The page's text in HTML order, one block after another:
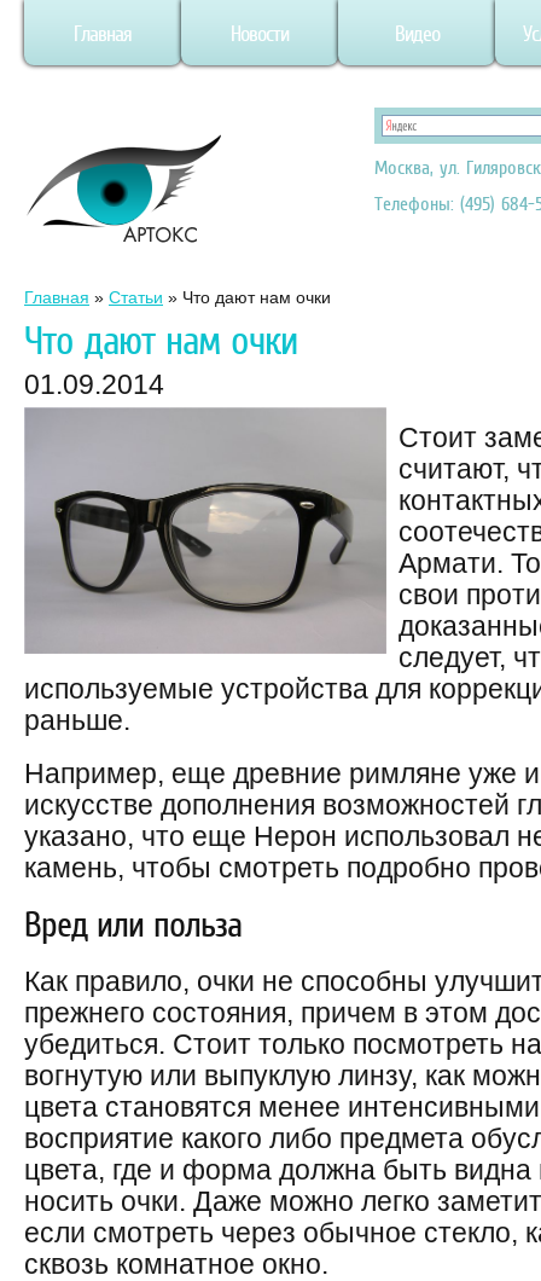
Главная Новости Видео
Москва, ул.
Телефоны: (495) 684-
Главная » Статьи » Что дают нам очки
Что дают нам очки
01.09.2014
Стоит
считают,
Армати.
свои
следует,
используемые устройства для
раньше.
Например, еще древние римляне уже
искусстве дополнения возможностей
указано, что еще Нерон использовал
камень, чтобы смотреть подробно
Вред или польза
Как правило, очки не способны
прежнего состояния, причем в этом
убедиться. Стоит только посмотреть
вогнутую или выпуклую линзу, как
цвета становятся менее
восприятие какого либо предмета
цвета, где и форма должна быть видна
носить очки. Даже можно легко
если смотреть через обычное стекло,
сквозь комнатное окно.